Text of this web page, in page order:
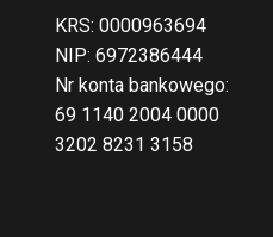
KRS: 0000963694
NIP: 6972386444
Nr konta bankowego:
69 1140 2004 0000
3202 8231 3158